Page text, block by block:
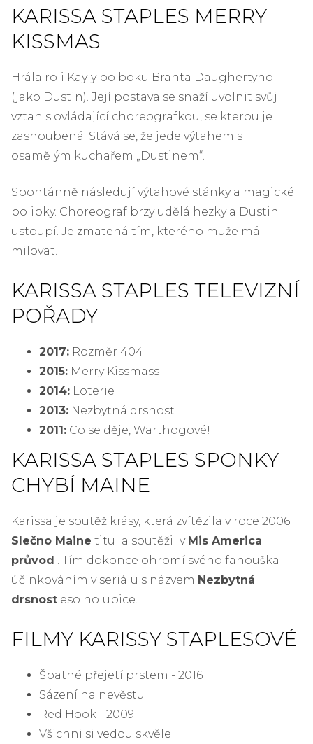
KARISSA STAPLES MERRY
KISSMAS
Hrála roli Kayly po boku Branta Daughertyho
(jako Dustin). Její postava se snaží uvolnit svůj
vztah s ovládající choreografkou, se kterou je
zasnoubená. Stává se, že jede výtahem s
osamělým kuchařem „Dustinem“.
Spontánně následují výtahové stánky a magické
polibky. Choreograf brzy udělá hezky a Dustin
ustoupí. Je zmatená tím, kterého muže má
milovat.
KARISSA STAPLES TELEVIZNÍ
POŘADY
2017: Rozměr 404
2015: Merry Kissmass
2014: Loterie
2013: Nezbytná drsnost
2011: Co se děje, Warthogové!
KARISSA STAPLES SPONKY
CHYBÍ MAINE
Karissa je soutěž krásy, která zvítězila v roce 2006
Slečno Maine titul a soutěžil v Mis America
průvod . Tím dokonce ohromí svého fanouška
účinkováním v seriálu s názvem Nezbytná
drsnost eso holubice.
FILMY KARISSY STAPLESOVÉ
Špatné přejetí prstem - 2016
Sázení na nevěstu
Red Hook - 2009
Všichni si vedou skvěle